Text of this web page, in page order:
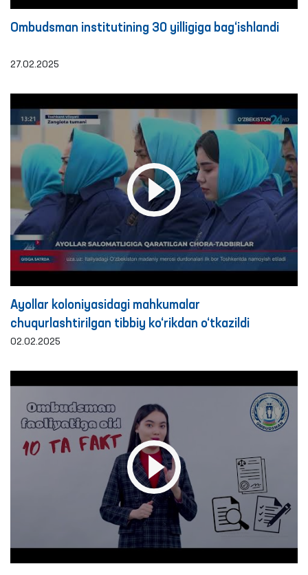
Ombudsman institutining 30 yilligiga bag‘ishlandi
27.02.2025
Ayollar koloniyasidagi mahkumalar
chuqurlashtirilgan tibbiy ko‘rikdan o‘tkazildi
02.02.2025